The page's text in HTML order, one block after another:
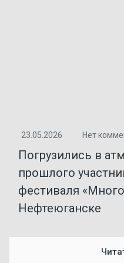
23.05.2026 Нет
Погрузились в
прошлого
фестиваля
Нефтеюганске